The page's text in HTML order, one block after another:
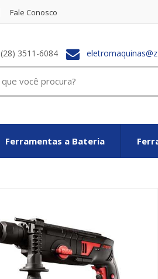
Fale Conosco
(28) 3511-6084
Ferramentas a Bateria